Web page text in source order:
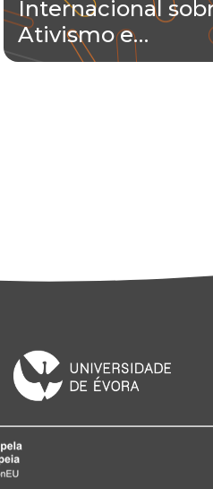
Internacional
Ativismo e…